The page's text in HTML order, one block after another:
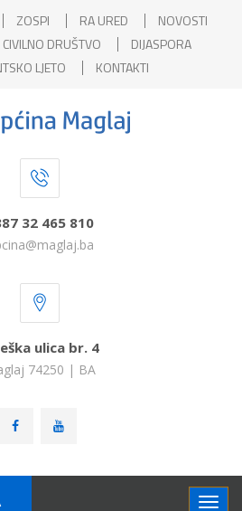
ZOSPI RA URED
NOVOSTI
CIVILNO DRUŠTVO
DIJASPORA
LJETO
KONTAKTI
32 465 810
ulica br. 4
74250 | BA